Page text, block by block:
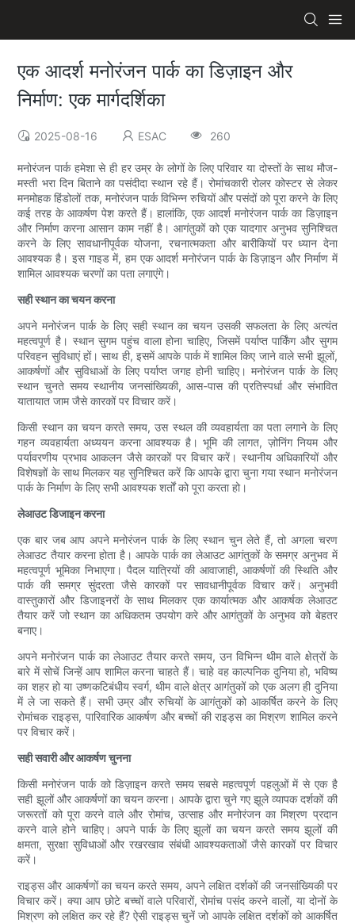
एक आदर्श मनोरंजन पार्क का डिज़ाइन और
निर्माण: एक मार्गदर्शिका
2025-08-16 ESAC 260
मनोरंजन पार्क हमेशा से ही हर उम्र के लोगों के लिए परिवार या दोस्तों के साथ मौज-
मस्ती भरा दिन बिताने का पसंदीदा स्थान रहे हैं। रोमांचकारी रोलर कोस्टर से लेकर
मनमोहक हिंडोलों तक, मनोरंजन पार्क विभिन्न रुचियों और पसंदों को पूरा करने के लिए
कई तरह के आकर्षण पेश करते हैं। हालांकि, एक आदर्श मनोरंजन पार्क का डिज़ाइन
और निर्माण करना आसान काम नहीं है। आगंतुकों को एक यादगार अनुभव सुनिश्चित
करने के लिए सावधानीपूर्वक योजना, रचनात्मकता और बारीकियों पर ध्यान देना
आवश्यक है। इस गाइड में, हम एक आदर्श मनोरंजन पार्क के डिज़ाइन और निर्माण में
शामिल आवश्यक चरणों का पता लगाएंगे।
सही स्थान का चयन करना
अपने मनोरंजन पार्क के लिए सही स्थान का चयन उसकी सफलता के लिए अत्यंत
महत्वपूर्ण है। स्थान सुगम पहुंच वाला होना चाहिए, जिसमें पर्याप्त पार्किंग और सुगम
परिवहन सुविधाएं हों। साथ ही, इसमें आपके पार्क में शामिल किए जाने वाले सभी झूलों,
आकर्षणों और सुविधाओं के लिए पर्याप्त जगह होनी चाहिए। मनोरंजन पार्क के लिए
स्थान चुनते समय स्थानीय जनसांख्यिकी, आस-पास की प्रतिस्पर्धा और संभावित
यातायात जाम जैसे कारकों पर विचार करें।
किसी स्थान का चयन करते समय, उस स्थल की व्यवहार्यता का पता लगाने के लिए
गहन व्यवहार्यता अध्ययन करना आवश्यक है। भूमि की लागत, ज़ोनिंग नियम और
पर्यावरणीय प्रभाव आकलन जैसे कारकों पर विचार करें। स्थानीय अधिकारियों और
विशेषज्ञों के साथ मिलकर यह सुनिश्चित करें कि आपके द्वारा चुना गया स्थान मनोरंजन
पार्क के निर्माण के लिए सभी आवश्यक शर्तों को पूरा करता हो।
लेआउट डिजाइन करना
एक बार जब आप अपने मनोरंजन पार्क के लिए स्थान चुन लेते हैं, तो अगला चरण
लेआउट तैयार करना होता है। आपके पार्क का लेआउट आगंतुकों के समग्र अनुभव में
महत्वपूर्ण भूमिका निभाएगा। पैदल यात्रियों की आवाजाही, आकर्षणों की स्थिति और
पार्क की समग्र सुंदरता जैसे कारकों पर सावधानीपूर्वक विचार करें। अनुभवी
वास्तुकारों और डिजाइनरों के साथ मिलकर एक कार्यात्मक और आकर्षक लेआउट
तैयार करें जो स्थान का अधिकतम उपयोग करे और आगंतुकों के अनुभव को बेहतर
बनाए।
अपने मनोरंजन पार्क का लेआउट तैयार करते समय, उन विभिन्न थीम वाले क्षेत्रों के
बारे में सोचें जिन्हें आप शामिल करना चाहते हैं। चाहे वह काल्पनिक दुनिया हो, भविष्य
का शहर हो या उष्णकटिबंधीय स्वर्ग, थीम वाले क्षेत्र आगंतुकों को एक अलग ही दुनिया
में ले जा सकते हैं। सभी उम्र और रुचियों के आगंतुकों को आकर्षित करने के लिए
रोमांचक राइड्स, पारिवारिक आकर्षण और बच्चों की राइड्स का मिश्रण शामिल करने
पर विचार करें।
सही सवारी और आकर्षण चुनना
किसी मनोरंजन पार्क को डिज़ाइन करते समय सबसे महत्वपूर्ण पहलुओं में से एक है
सही झूलों और आकर्षणों का चयन करना। आपके द्वारा चुने गए झूले व्यापक दर्शकों की
जरूरतों को पूरा करने वाले और रोमांच, उत्साह और मनोरंजन का मिश्रण प्रदान
करने वाले होने चाहिए। अपने पार्क के लिए झूलों का चयन करते समय झूलों की
क्षमता, सुरक्षा सुविधाओं और रखरखाव संबंधी आवश्यकताओं जैसे कारकों पर विचार
करें।
राइड्स और आकर्षणों का चयन करते समय, अपने लक्षित दर्शकों की जनसांख्यिकी पर
विचार करें। क्या आप छोटे बच्चों वाले परिवारों, रोमांच पसंद करने वालों, या दोनों के
मिश्रण को लक्षित कर रहे हैं? ऐसी राइड्स चुनें जो आपके लक्षित दर्शकों को आकर्षित